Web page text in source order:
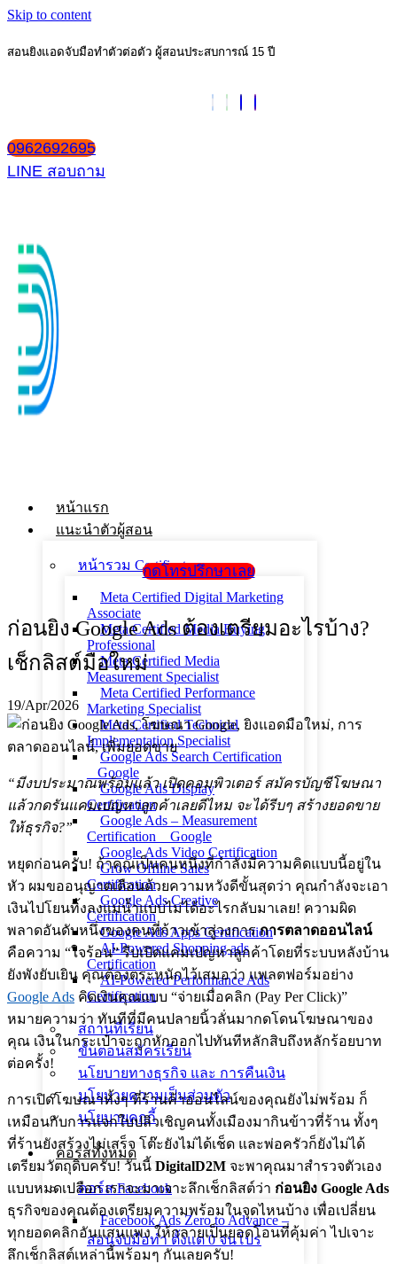
Skip to content
สอนยิงแอดจับมือทำตัวต่อตัว ผู้สอนประสบการณ์ 15 ปี
0962692695
LINE สอบถาม
หน้าแรก
แนะนำตัวผู้สอน
หน้ารวม Certificate
Meta Certified Digital Marketing
Associate
Meta Certified Media Buying
Professional
Meta Certified Media
Measurement Specialist
Meta Certified Performance
Marketing Specialist
Meta Certified Technical
Implementation Specialist
Google Ads Search Certification
_ Google
Google Ads Display
Certification
Google Ads – Measurement
Certification _ Google
Google Ads Video Certification
Grow Offline Sales
Certification
Google Ads Creative
Certification
Google Ads Apps Certification
AI-Powered Shopping ads
Certification
AI-Powered Performance Ads
Certification
สถานที่เรียน
ขั้นตอนสมัครเรียน
นโยบายทางธุรกิจ และ การคืนเงิน
นโยบายความเป็นส่วนตัว
นโยบายคุกกี้
คอร์สทั้งหมด
คอร์ส Facebook
Facebook Ads Zero to Advance –
สอนจับมือทำ ตั้งแต่ 0 จนโปร
กดโทรปรึกษาเลย
ก่อนยิง Google Ads ต้องเตรียมอะไรบ้าง?
เช็กลิสต์มือใหม่
19/Apr/2026
“มีงบประมาณพร้อมแล้ว เปิดคอมพิวเตอร์ สมัครบัญชีโฆษณา
แล้วกดรันแคมเปญหาลูกค้าเลยดีไหม จะได้รีบๆ สร้างยอดขาย
ให้ธุรกิจ?”
หยุดก่อนครับ! ถ้าคุณเป็นคนหนึ่งที่กำลังมีความคิดแบบนี้อยู่ใน
หัว ผมขออนุญาตเตือนด้วยความหวังดีขั้นสุดว่า คุณกำลังจะเอา
เงินไปโยนทิ้งลงแม่น้ำแบบไม่ได้อะไรกลับมาเลย! ความผิด
พลาดอันดับหนึ่งของคนที่ก้าวเข้าสู่วงการการตลาดออนไลน์
คือความ “ใจร้อน” รีบเปิดแคมเปญหาลูกค้าโดยที่ระบบหลังบ้าน
ยังพังยับเยิน คุณต้องตระหนักไว้เสมอว่า แพลตฟอร์มอย่าง
Google Ads คิดเงินคุณแบบ “จ่ายเมื่อคลิก (Pay Per Click)”
หมายความว่า ทันทีที่มีคนปลายนิ้วลั่นมากดโดนโฆษณาของ
คุณ เงินในกระเป๋าจะถูกหักออกไปทันทีหลักสิบถึงหลักร้อยบาท
ต่อครั้ง!
การเปิดโฆษณาทั้งๆ ที่ร้านค้าออนไลน์ของคุณยังไม่พร้อม ก็
เหมือนกับการแจกใบปลิวเชิญคนทั้งเมืองมากินข้าวที่ร้าน ทั้งๆ
ที่ร้านยังสร้างไม่เสร็จ โต๊ะยังไม่ได้เช็ด และพ่อครัวก็ยังไม่ได้
เตรียมวัตถุดิบครับ! วันนี้ DigitalD2M จะพาคุณมาสำรวจตัวเอง
แบบหมดเปลือก เราจะมาเจาะลึกเช็กลิสต์ว่า ก่อนยิง Google Ads
ธุรกิจของคุณต้องเตรียมความพร้อมในจุดไหนบ้าง เพื่อเปลี่ยน
ทุกยอดคลิกอันแสนแพง ให้กลายเป็นยอดโอนที่คุ้มค่า ไปเจาะ
ลึกเช็กลิสต์เหล่านี้พร้อมๆ กันเลยครับ!